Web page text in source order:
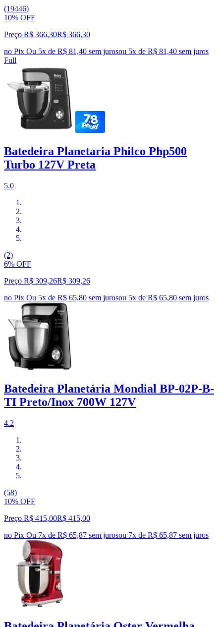
(19446)
10% OFF
Preço R$ 366,30R$ 366,30
no Pix Ou 5x de R$ 81,40 sem jurosou 5x de R$ 81,40 sem juros
Full
Batedeira Planetaria Philco Php500
Turbo 127V Preta
5.0
(2)
6% OFF
Preço R$ 309,26R$ 309,26
no Pix Ou 5x de R$ 65,80 sem jurosou 5x de R$ 65,80 sem juros
Batedeira Planetária Mondial BP-02P-B-
TI Preto/Inox 700W 127V
4.2
(58)
10% OFF
Preço R$ 415,00R$ 415,00
no Pix Ou 7x de R$ 65,87 sem jurosou 7x de R$ 65,87 sem juros